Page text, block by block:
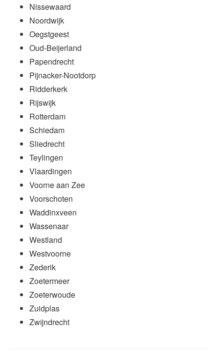
Nissewaard
Noordwijk
Oegstgeest
Oud-Beijerland
Papendrecht
Pijnacker-Nootdorp
Ridderkerk
Rijswijk
Rotterdam
Schiedam
Sliedrecht
Teylingen
Vlaardingen
Voorne aan Zee
Voorschoten
Waddinxveen
Wassenaar
Westland
Westvoorne
Zederik
Zoetermeer
Zoeterwoude
Zuidplas
Zwijndrecht